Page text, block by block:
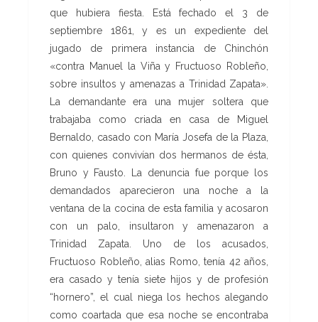
que hubiera fiesta. Está fechado el 3 de
septiembre 1861, y es un expediente del
jugado de primera instancia de Chinchón
«contra Manuel la Viña y Fructuoso Robleño,
sobre insultos y amenazas a Trinidad Zapata».
La demandante era una mujer soltera que
trabajaba como criada en casa de Miguel
Bernaldo, casado con María Josefa de la Plaza,
con quienes convivían dos hermanos de ésta,
Bruno y Fausto. La denuncia fue porque los
demandados aparecieron una noche a la
ventana de la cocina de esta familia y acosaron
con un palo, insultaron y amenazaron a
Trinidad Zapata. Uno de los acusados,
Fructuoso Robleño, alias Romo, tenía 42 años,
era casado y tenía siete hijos y de profesión
“hornero”, el cual niega los hechos alegando
como coartada que esa noche se encontraba